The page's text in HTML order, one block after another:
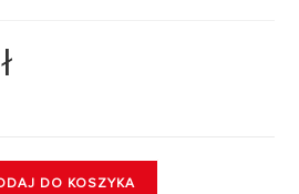
DO KOSZYKA